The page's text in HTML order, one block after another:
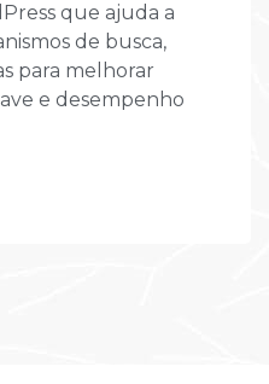
que ajuda a
de busca,
para melhorar
e desempenho